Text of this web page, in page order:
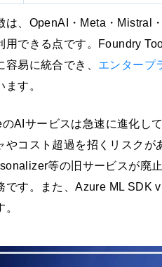
は、OpenAI・Meta・Mistral
用できる点です。Foundry
容易に統合でき、 エンタープ
す。
AIサービスは急速に進化し
やコスト超過を招くリスク
等の旧サービスが廃
です。また、Azure ML SDK